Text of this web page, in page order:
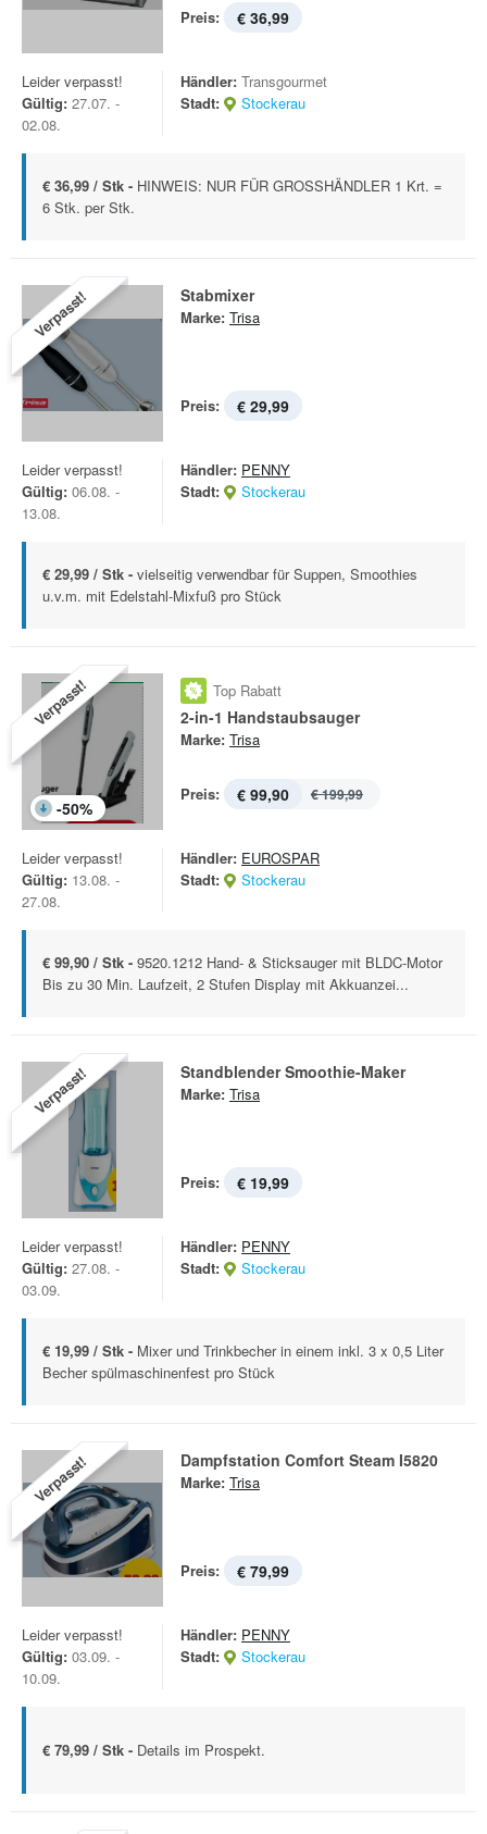
Preis: € 36,99
Leider verpasst!
Gültig: 27.07. -
02.08.
Händler: Transgourmet
Stadt:
Stockerau
€ 36,99 / Stk - HINWEIS: NUR FÜR GROSSHÄNDLER 1 Krt. =
6 Stk. per Stk.
Verpasst! Stabmixer
Marke: Trisa
Preis: € 29,99
Leider verpasst!
Gültig: 06.08. -
13.08.
Händler: PENNY
Stadt:
Stockerau
€ 29,99 / Stk - vielseitig verwendbar für Suppen, Smoothies
u.v.m. mit Edelstahl-Mixfuß pro Stück
Verpasst!
-50%
Top Rabatt
2-in-1 Handstaubsauger
Marke: Trisa
Preis: € 99,90 € 199,99
Leider verpasst!
Gültig: 13.08. -
27.08.
Händler: EUROSPAR
Stadt:
Stockerau
€ 99,90 / Stk - 9520.1212 Hand- & Sticksauger mit BLDC-Motor
Bis zu 30 Min. Laufzeit, 2 Stufen Display mit Akkuanzei...
Verpasst! Standblender Smoothie-Maker
Marke: Trisa
Preis: € 19,99
Leider verpasst!
Gültig: 27.08. -
03.09.
Händler: PENNY
Stadt:
Stockerau
€ 19,99 / Stk - Mixer und Trinkbecher in einem inkl. 3 x 0,5 Liter
Becher spülmaschinenfest pro Stück
Verpasst! Dampfstation Comfort Steam I5820
Marke: Trisa
Preis: € 79,99
Leider verpasst!
Gültig: 03.09. -
10.09.
Händler: PENNY
Stadt:
Stockerau
€ 79,99 / Stk - Details im Prospekt.